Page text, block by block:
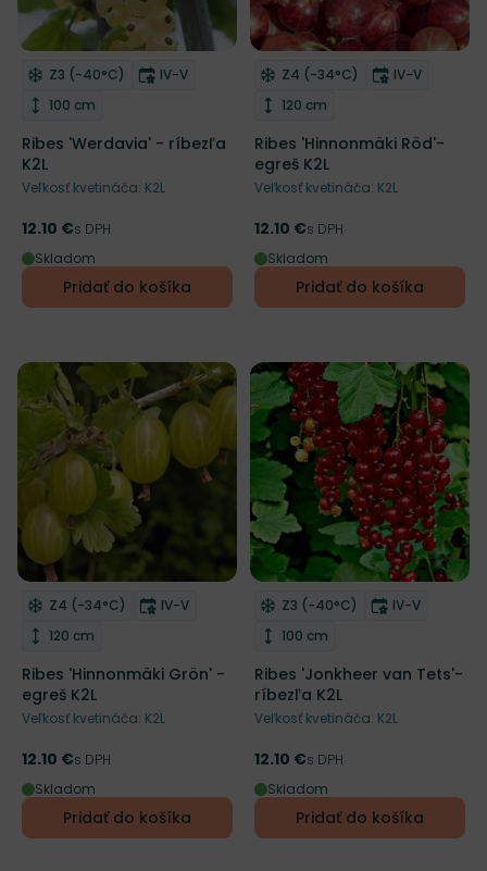
Odober do zoznamu želaní
Mrazuvzdornosť
Z3 (-40°C) Doba kvitnutia
IV-V
Výška rastliny
100 cm
Ribes 'Werdavia' - ríbezľa
K2L
Veľkosť kvetináča: K2L
Cena
12.10 €s DPH
Skladom
Pridať do košíka
Odober do zoznamu želaní
Mrazuvzdornosť
Z4 (-34°C) Doba
IV-V
Výška rastliny
120 cm
Ribes 'Hinnonmäki Röd'-
egreš K2L
Veľkosť kvetináča: K2L
Cena
12.10 €s DPH
Skladom
Pridať do košíka
Odober do zoznamu želaní
Mrazuvzdornosť
Z4 (-34°C) Doba kvitnutia
IV-V
Výška rastliny
120 cm
Ribes 'Hinnonmäki Grön' -
egreš K2L
Veľkosť kvetináča: K2L
Cena
12.10 €s DPH
Skladom
Pridať do košíka
Odober do zoznamu želaní
Mrazuvzdornosť
Z3 (-40°C) Doba
IV-V
Výška rastliny
100 cm
Ribes 'Jonkheer van Tets'-
ríbezľa K2L
Veľkosť kvetináča: K2L
Cena
12.10 €s DPH
Skladom
Pridať do košíka